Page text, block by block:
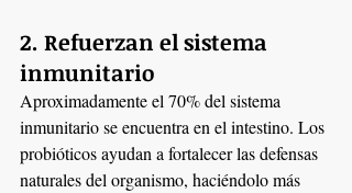
2. Refuerzan el sistema
inmunitario
Aproximadamente el 70% del sistema
inmunitario se encuentra en el intestino. Los
probióticos ayudan a fortalecer las defensas
naturales del organismo, haciéndolo más